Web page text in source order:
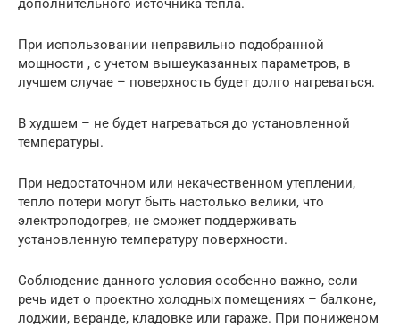
дополнительного источника тепла.
При использовании неправильно подобранной
мощности , с учетом вышеуказанных параметров, в
лучшем случае – поверхность будет долго нагреваться.
В худшем – не будет нагреваться до установленной
температуры.
При недостаточном или некачественном утеплении,
тепло потери могут быть настолько велики, что
электроподогрев, не сможет поддерживать
установленную температуру поверхности.
Соблюдение данного условия особенно важно, если
речь идет о проектно холодных помещениях – балконе,
лоджии, веранде, кладовке или гараже. При пониженом